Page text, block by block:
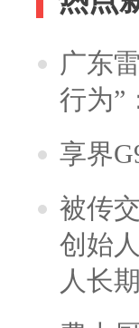
广东
行为”
享界
被传
创始
人长